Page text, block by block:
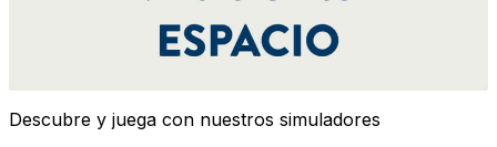
Descubre y juega con nuestros simuladores